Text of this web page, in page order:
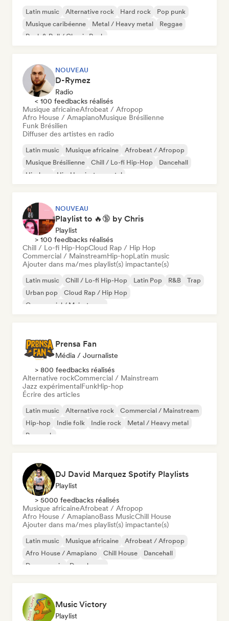
Latin music Alternative rock Hard rock
Pop punk
Musique caribéenne
Metal / Heavy metal
Reggae
Rock & Roll / Classic Rock
NOUVEAU
D-Rymez
Radio
< 100 feedbacks réalisés
Musique africaineAfrobeat / Afropop
Afro House / AmapianoMusique Brésilienne
Funk Brésilien
Diffuser des artistes en radio
Latin music Musique africaine
Afrobeat / Afropop
Musique Brésilienne
Chill / Lo-fi Hip-Hop
Dancehall
Hip-hop
Hip-Hop instrumental
NOUVEAU
Playlist to 🔥🔞 by Chris
Playlist
> 100 feedbacks réalisés
Chill / Lo-fi Hip-HopCloud Rap / Hip Hop
Commercial / MainstreamHip-hopLatin music
Ajouter dans ma/mes playlist(s) impactante(s)
Latin music Chill / Lo-fi Hip-Hop Latin Pop R&B
Trap
Urban pop
Cloud Rap / Hip Hop
Commercial / Mainstream
Prensa Fan
Média / Journaliste
> 800 feedbacks réalisés
Alternative rockCommercial / Mainstream
Jazz expérimentalFunkHip-hop
Écrire des articles
Latin music Alternative rock
Commercial / Mainstream
Hip-hop
Indie folk Indie rock
Metal / Heavy metal
Pop rock
DJ David Marquez Spotify Playlists
Playlist
> 5000 feedbacks réalisés
Musique africaineAfrobeat / Afropop
Afro House / AmapianoBass MusicChill House
Ajouter dans ma/mes playlist(s) impactante(s)
Latin music Musique africaine
Afrobeat / Afropop
Afro House / Amapiano
Chill House
Dancehall
Dance music
Deep house
Music Victory
Playlist